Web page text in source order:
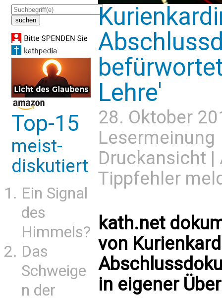
Top-15
meist-
diskutiert
Ein Signal
des
Himmels?
Das
Schweige
n der
Lehre'
28. Oktober
Lesermeinung
Druckansicht |
Tippfehler
kath.net
von
in eigener